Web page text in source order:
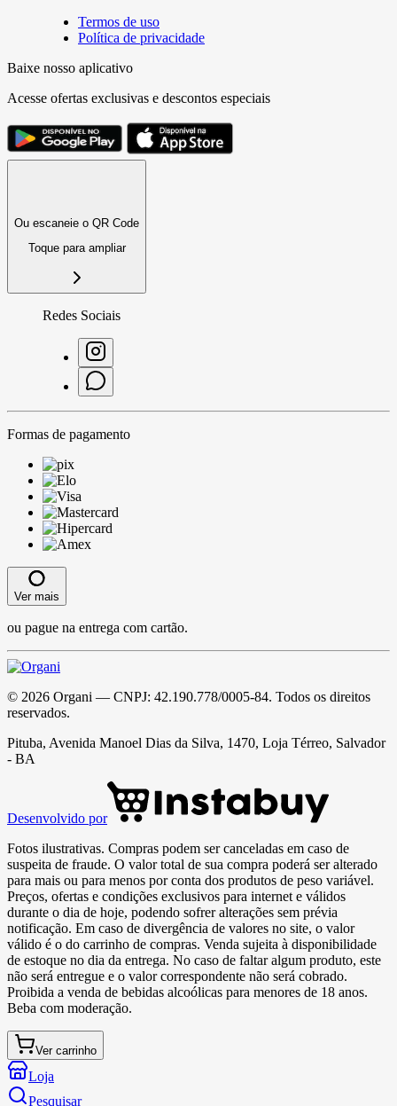
Termos de uso
Política de privacidade
Baixe nosso aplicativo
Acesse ofertas exclusivas e descontos especiais
Ou escaneie o QR Code
Toque para ampliar
Redes Sociais
Formas de pagamento
Ver mais
ou pague na entrega com cartão.
© 2026 Organi — CNPJ: 42.190.778/0005-84. Todos os direitos
reservados.
Pituba, Avenida Manoel Dias da Silva, 1470, Loja Térreo, Salvador
- BA
Desenvolvido por
Fotos ilustrativas. Compras podem ser canceladas em caso de
suspeita de fraude. O valor total de sua compra poderá ser alterado
para mais ou para menos por conta dos produtos de peso variável.
Preços, ofertas e condições exclusivos para internet e válidos
durante o dia de hoje, podendo sofrer alterações sem prévia
notificação. Em caso de divergência de valores no site, o valor
válido é o do carrinho de compras. Venda sujeita à disponibilidade
de estoque no dia da entrega. No caso de faltar algum produto, este
não será entregue e o valor correspondente não será cobrado.
Proibida a venda de bebidas alcoólicas para menores de 18 anos.
Beba com moderação.
Ver carrinho
Loja
Pesquisar